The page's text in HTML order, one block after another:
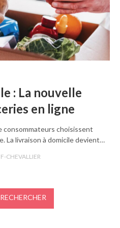
: La nouvelle
en ligne
consommateurs choisissent
La livraison à domicile devient…
CHEVALLIER
RECHERCHER